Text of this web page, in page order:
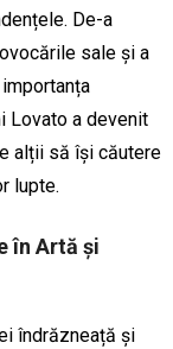
De-a
sale și a
Lovato a devenit
alții să își căutere
lupte.
în Artă și
îndrăzneață și